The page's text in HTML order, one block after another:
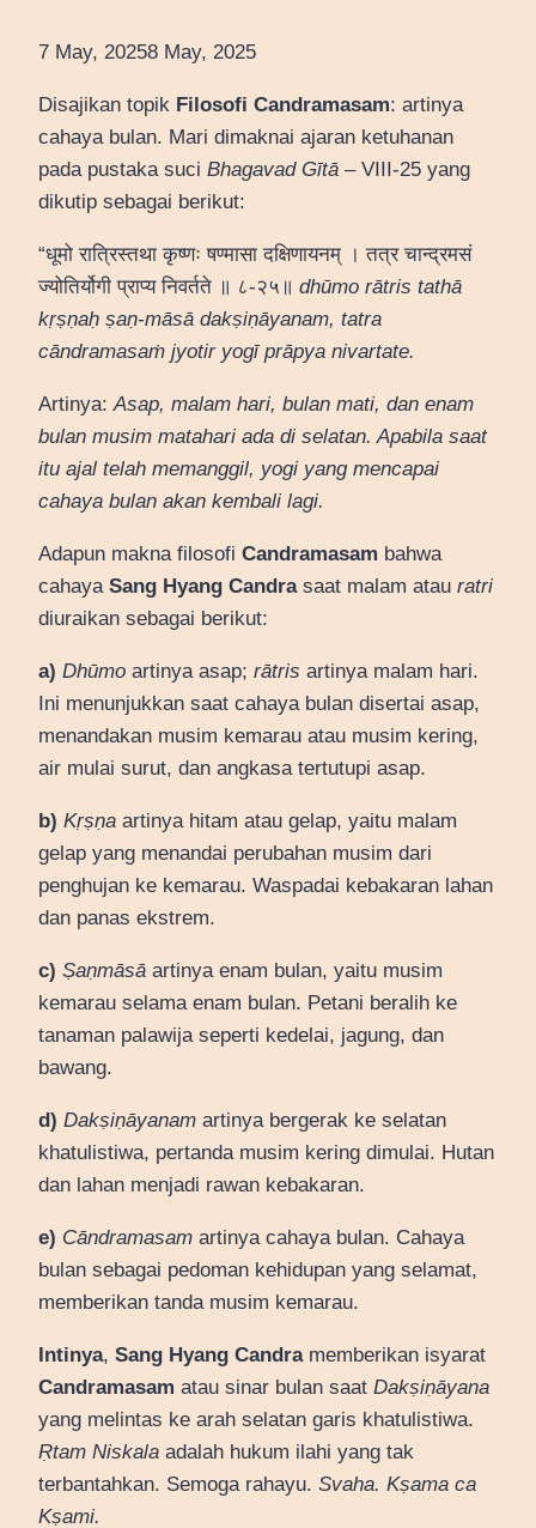
7 May, 20258 May, 2025
Disajikan topik Filosofi Candramasam: artinya
cahaya bulan. Mari dimaknai ajaran ketuhanan
pada pustaka suci Bhagavad Gītā – VIII-25 yang
dikutip sebagai berikut:
“धूमो रात्रिस्तथा कृष्णः षण्मासा दक्षिणायनम् । तत्र चान्द्रमसं
ज्योतिर्योगी प्राप्य निवर्तते ॥ ८-२५॥ dhūmo rātris tathā
kṛṣṇaḥ ṣaṇ-māsā dakṣiṇāyanam, tatra
cāndramasaṁ jyotir yogī prāpya nivartate.
Artinya:Asap, malam hari, bulan mati, dan enam
bulan musim matahari ada di selatan. Apabila saat
itu ajal telah memanggil, yogi yang mencapai
cahaya bulan akan kembali lagi.
Adapun makna filosofi Candramasam bahwa
cahaya Sang Hyang Candrasaat malam atau ratri
diuraikan sebagai berikut:
a) Dhūmo artinya asap; rātris artinya malam hari.
Ini menunjukkan saat cahaya bulan disertai asap,
menandakan musim kemarau atau musim kering,
air mulai surut, dan angkasa tertutupi asap.
b) Kṛṣṇa artinya hitam atau gelap, yaitu malam
gelap yang menandai perubahan musim dari
penghujan ke kemarau. Waspadai kebakaran lahan
dan panas ekstrem.
c) Ṣaṇmāsā artinya enam bulan, yaitu musim
kemarau selama enam bulan. Petani beralih ke
tanaman palawija seperti kedelai, jagung, dan
bawang.
d) Dakṣiṇāyanam artinya bergerak ke selatan
khatulistiwa, pertanda musim kering dimulai. Hutan
dan lahan menjadi rawan kebakaran.
e) Cāndramasam artinya cahaya bulan. Cahaya
bulan sebagai pedoman kehidupan yang selamat,
memberikan tanda musim kemarau.
Intinya, Sang Hyang Candramemberikan isyarat
Candramasam atau sinar bulan saat Dakṣiṇāyana
yang melintas ke arah selatan garis khatulistiwa.
Ṛtam Niskala adalah hukum ilahi yang tak
terbantahkan. Semoga rahayu. Svaha. Kṣama ca
Kṣami.